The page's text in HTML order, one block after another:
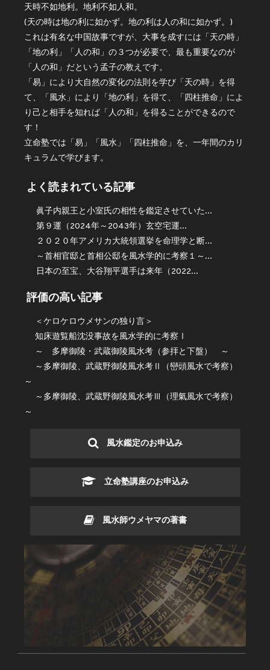
天時不如地利。地利不如人和。
(天の時は地の利に如かず。地の利は人の和に如かず。)
これは有名な中国故事ですが、大事を成すには「天の時」
「地の利」「人の和」の３つが必要で、最も重要なのが
「人の和」だという孟子の教えです。
「易」により大自然の変化の法則を学び「天の時」を得
て、「風水」により「地の利」を得て、「四柱推命」によ
り己と相手を知れば「人の和」を得ることができるので
す！
立命塾では「易」「風水」「四柱推命」を、一年間のカリ
キュラムで学びます。
よく読まれている記事
眞子内親王と小室氏の相性を鑑定させていた...
第９運（2024年～2043年）玄空宅運...
２０２０年アメリカ大統領選挙を命理学と断...
～首相官邸と首相公邸を風水学的に考察１～...
日本の至宝、大谷翔平選手は来年（2022...
評価の高い記事
＜ケロケロウメサンの独り言＞
知床遊覧船沈没事故を風水学的に考察Ⅰ
～ 多摩御陵・武蔵御陵風水考（参拝と下盤） ～
～多摩御陵、武蔵野御陵風水考Ⅱ（巒頭風水で考察）
～
～多摩御陵、武蔵野御陵風水考Ⅲ（理氣風水で考察）
～
風水鑑定のお申込み
立命塾講座のお申込み
風水師ウメヤマの著書